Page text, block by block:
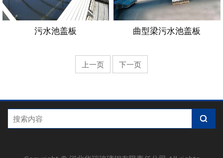
污水池盖板 曲型梁污水池盖板
上一页 下一页